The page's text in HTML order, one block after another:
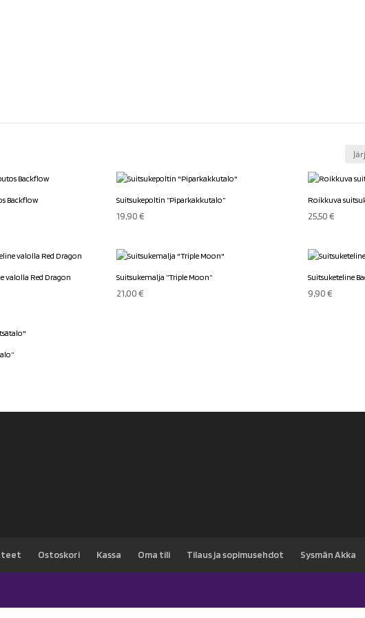
Backflow Suitsukepoltin ”Piparkakkutalo”
19,90€
Roikkuva
25,50€
valolla Red Dragon Suitsukemalja ”Triple Moon”
21,00€
Suitsuketeline
9,90€
Ostoskori Kassa Oma tili Tilaus ja sopimusehdot Sysmän Akka